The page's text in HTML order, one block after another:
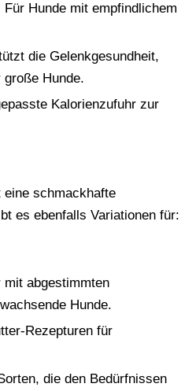
Für Hunde mit empfindlichem
die Gelenkgesundheit,
Hunde.
Kalorienzufuhr zur
schmackhafte
es ebenfalls Variationen für:
mit abgestimmten
Hunde.
Rezepturen für
die den Bedürfnissen